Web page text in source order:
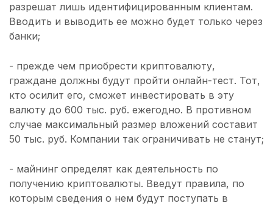
разрешат лишь идентифицированным клиентам.
Вводить и выводить ее можно будет только через
банки;
- прежде чем приобрести криптовалюту,
граждане должны будут пройти онлайн-тест. Тот,
кто осилит его, сможет инвестировать в эту
валюту до 600 тыс. руб. ежегодно. В противном
случае максимальный размер вложений составит
50 тыс. руб. Компании так ограничивать не станут;
- майнинг определят как деятельность по
получению криптовалюты. Введут правила, по
которым сведения о нем будут поступать в